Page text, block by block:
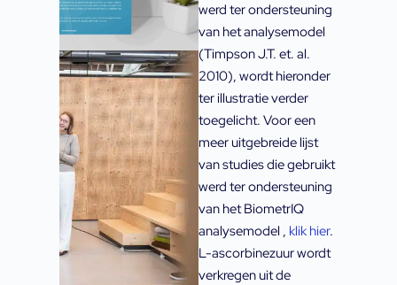
werd ter ondersteuning
van het analysemodel
(Timpson J.T. et. al.
2010), wordt hieronder
ter illustratie verder
toegelicht. Voor een
meer uitgebreide lijst
van studies die gebruikt
werd ter ondersteuning
van het BiometrIQ
analysemodel , klik hier.
L-ascorbinezuur wordt
verkregen uit de